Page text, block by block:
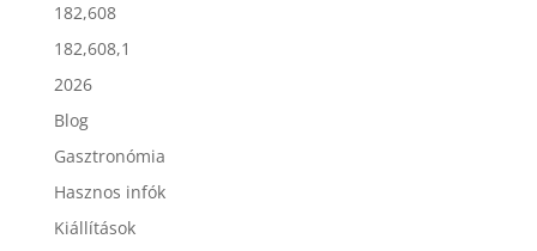
182,608
182,608,1
2026
Blog
Gasztronómia
Hasznos infók
Kiállítások